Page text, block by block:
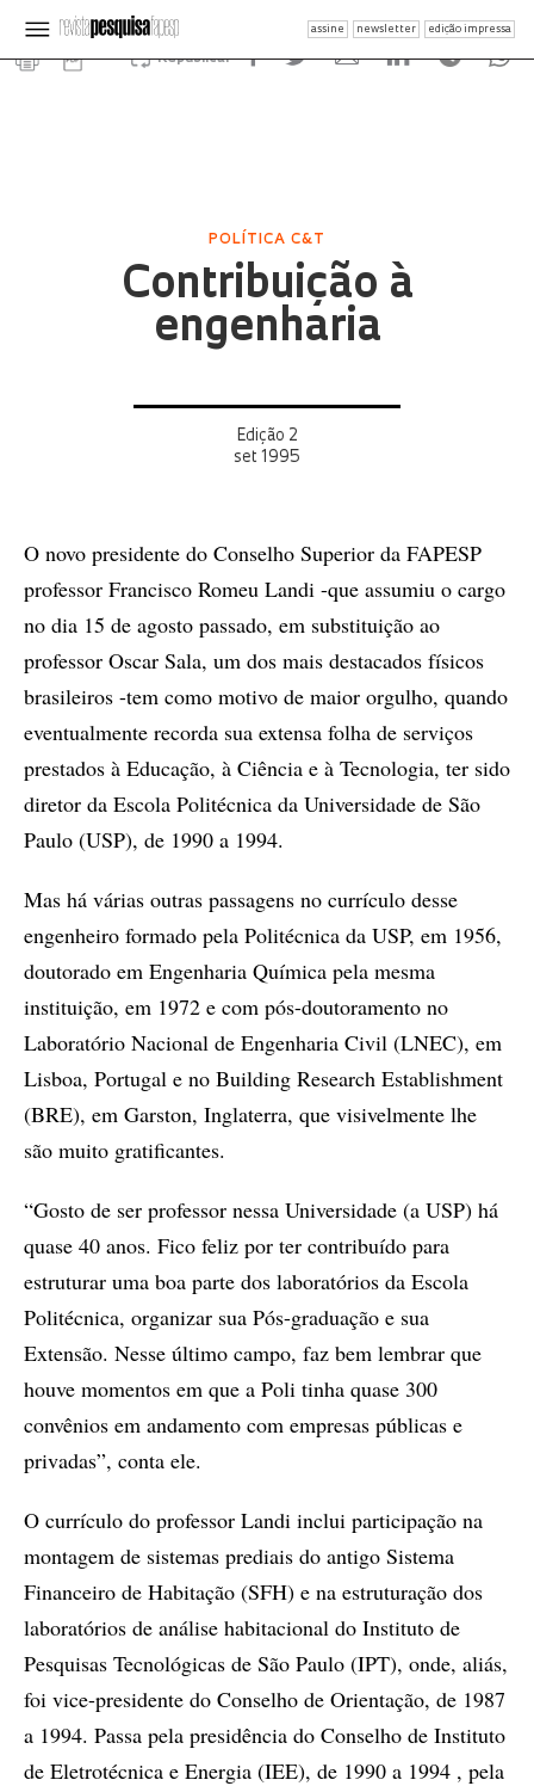
assine newsletter edição impressa
Republicar
POLÍTICA C&T
Contribuição à
engenharia
Edição 2
set 1995
O novo presidente do Conselho Superior da FAPESP
professor Francisco Romeu Landi -que assumiu o cargo
no dia 15 de agosto passado, em substituição ao
professor Oscar Sala, um dos mais destacados físicos
brasileiros -tem como motivo de maior orgulho, quando
eventualmente recorda sua extensa folha de serviços
prestados à Educação, à Ciência e à Tecnologia, ter sido
diretor da Escola Politécnica da Universidade de São
Paulo (USP), de 1990 a 1994.
Mas há várias outras passagens no currículo desse
engenheiro formado pela Politécnica da USP, em 1956,
doutorado em Engenharia Química pela mesma
instituição, em 1972 e com pós-doutoramento no
Laboratório Nacional de Engenharia Civil (LNEC), em
Lisboa, Portugal e no Building Research Establishment
(BRE), em Garston, Inglaterra, que visivelmente lhe
são muito gratificantes.
“Gosto de ser professor nessa Universidade (a USP) há
quase 40 anos. Fico feliz por ter contribuído para
estruturar uma boa parte dos laboratórios da Escola
Politécnica, organizar sua Pós-graduação e sua
Extensão. Nesse último campo, faz bem lembrar que
houve momentos em que a Poli tinha quase 300
convênios em andamento com empresas públicas e
privadas”, conta ele.
O currículo do professor Landi inclui participação na
montagem de sistemas prediais do antigo Sistema
Financeiro de Habitação (SFH) e na estruturação dos
laboratórios de análise habitacional do Instituto de
Pesquisas Tecnológicas de São Paulo (IPT), onde, aliás,
foi vice-presidente do Conselho de Orientação, de 1987
a 1994. Passa pela presidência do Conselho de Instituto
de Eletrotécnica e Energia (IEE), de 1990 a 1994 , pela